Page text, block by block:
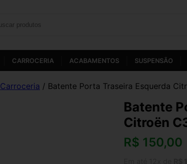
CARROCERIA ACABAMENTOS SUSPENSÃO
Carroceria / Batente Porta Traseira Esquerda
Batente
Citroën
R$ 150,00